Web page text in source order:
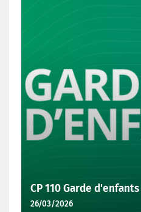
CP 110 Garde
26/03/2026